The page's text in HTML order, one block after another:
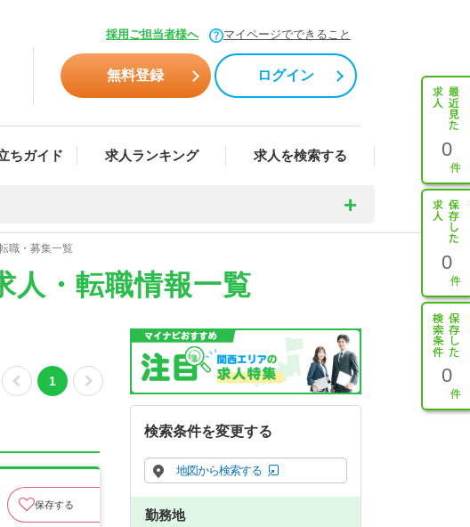
採用ご担当者様へ マイページでできること
無料登録 ログイン
ちガイド 求人ランキング 求人を検索する 0
0
0
職・募集一覧
人・転職情報一覧
1
保存する
検索条件を変更する
地図から検索する
勤務地